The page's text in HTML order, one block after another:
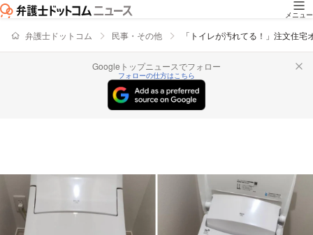
メニュー
弁護士ドットコム 民事・その他 「トイレが汚れてる！」注文住
Googleトップニュースでフォロー
フォローの仕方はこちら